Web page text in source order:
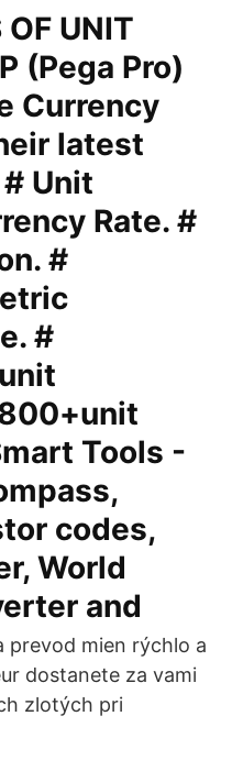
OF UNIT
(Pega Pro)
Currency
latest
Unit
Rate. #
#
#
Tools -
codes,
World
and
prevod mien rýchlo a
dostanete za vami
zlotých pri